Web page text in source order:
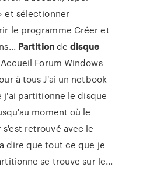
et sélectionner
le programme Créer et
Partitiondedisque
Accueil Forum Windows
à tous J'ai un netbook
j'ai partitionne le disque
moment où le
retrouvé avec le
dire que tout ce que je
se trouve sur le...